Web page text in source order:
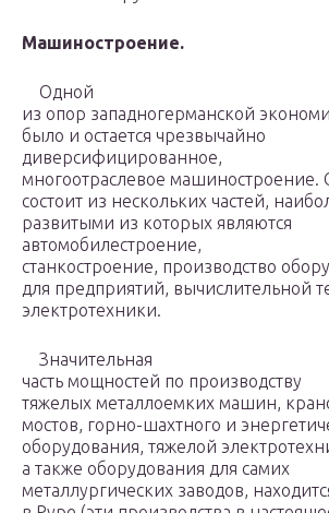
Машиностроение.
Одной
из опор западногерманской
было и остается чрезвычайно
диверсифицированное,
многоотраслевое машиностроение.
состоит из нескольких частей,
развитыми из которых являются
автомобилестроение,
станкостроение, производство
для предприятий, вычислительной
электротехники.
Значительная
часть мощностей по производству
тяжелых металлоемких машин,
мостов, горно-шахтного и
оборудования, тяжелой
а также оборудования для самих
металлургических заводов,